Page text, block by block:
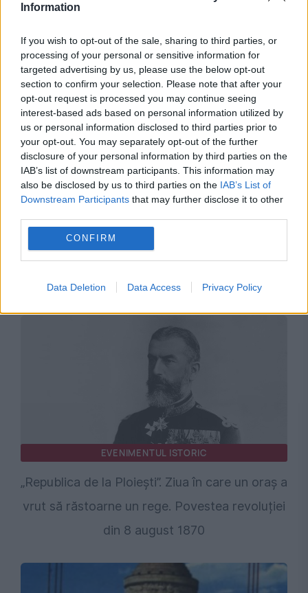
Information
If you wish to opt-out of the sale, sharing to third parties, or
processing of your personal or sensitive information for
targeted advertising by us, please use the below opt-out
section to confirm your selection. Please note that after your
opt-out request is processed you may continue seeing
interest-based ads based on personal information utilized by
us or personal information disclosed to third parties prior to
your opt-out. You may separately opt-out of the further
disclosure of your personal information by third parties on the
IAB’s list of downstream participants. This information may
also be disclosed by us to third parties on the IAB’s List of
Downstream Participants that may further disclose it to other
CONFIRM
Data Deletion Data Access Privacy Policy
EVENIMENTUL ISTORIC
„Republica de la Ploiești”. Ziua în care un oraș a
vrut să răstoarne un rege. Povestea revoluției
din 8 august 1870